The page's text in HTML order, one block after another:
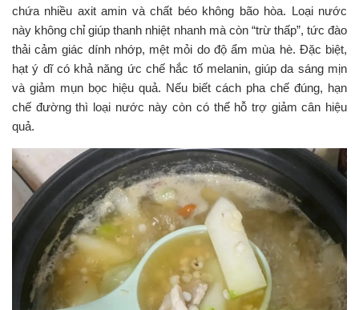
chứa nhiều axit amin và chất béo không bão hòa. Loại nước
này không chỉ giúp thanh nhiệt nhanh mà còn “trừ thấp”, tức đào
thải cảm giác dính nhớp, mệt mỏi do độ ẩm mùa hè. Đặc biệt,
hạt ý dĩ có khả năng ức chế hắc tố melanin, giúp da sáng mịn
và giảm mụn bọc hiệu quả. Nếu biết cách pha chế đúng, hạn
chế đường thì loại nước này còn có thể hỗ trợ giảm cân hiệu
quả.